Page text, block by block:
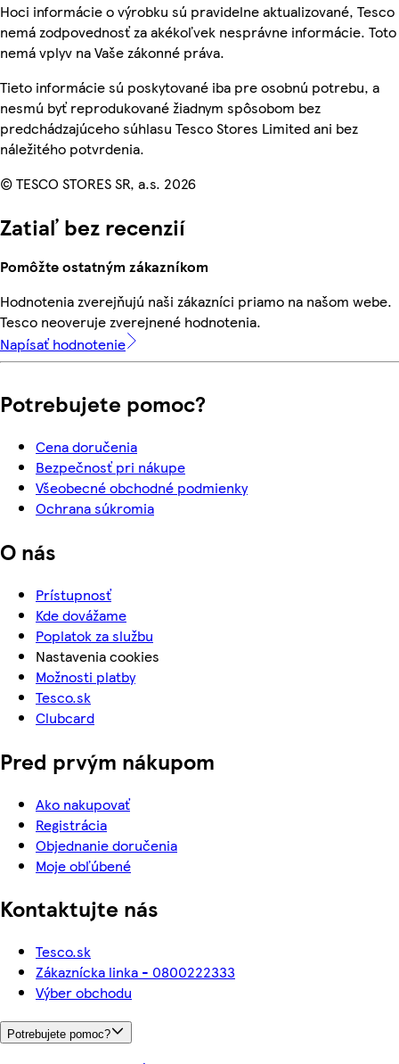
Hoci informácie o výrobku sú pravidelne aktualizované, Tesco
nemá zodpovednosť za akékoľvek nesprávne informácie. Toto
nemá vplyv na Vaše zákonné práva.
Tieto informácie sú poskytované iba pre osobnú potrebu, a
nesmú byť reprodukované žiadnym spôsobom bez
predchádzajúceho súhlasu Tesco Stores Limited ani bez
náležitého potvrdenia.
© TESCO STORES SR, a.s. 2026
Zatiaľ bez recenzií
Pomôžte ostatným zákazníkom
Hodnotenia zverejňujú naši zákazníci priamo na našom webe.
Tesco neoveruje zverejnené hodnotenia.
Napísať hodnotenie
Potrebujete pomoc?
Cena doručenia
Bezpečnosť pri nákupe
Všeobecné obchodné podmienky
Ochrana súkromia
O nás
Prístupnosť
Kde dovážame
Poplatok za službu
Nastavenia cookies
Možnosti platby
Tesco.sk
Clubcard
Pred prvým nákupom
Ako nakupovať
Registrácia
Objednanie doručenia
Moje obľúbené
Kontaktujte nás
Tesco.sk
Zákaznícka linka - 0800222333
Výber obchodu
Potrebujete pomoc?